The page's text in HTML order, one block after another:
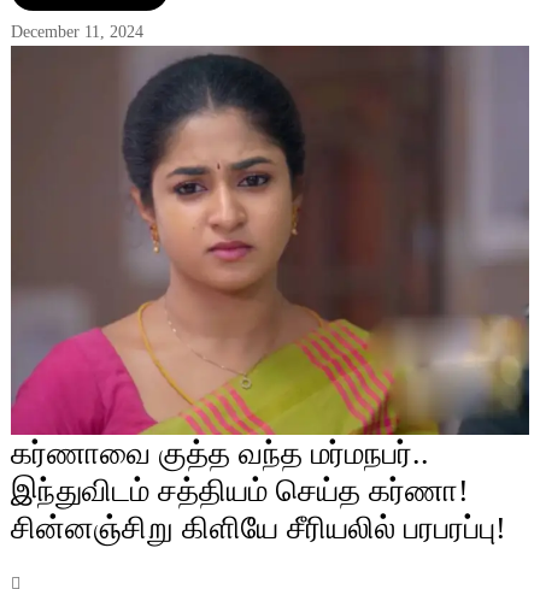
December 11, 2024
கர்ணாவை குத்த வந்த மர்மநபர்..
இந்துவிடம் சத்தியம் செய்த கர்ணா!
சின்னஞ்சிறு கிளியே சீரியலில் பரபரப்பு!